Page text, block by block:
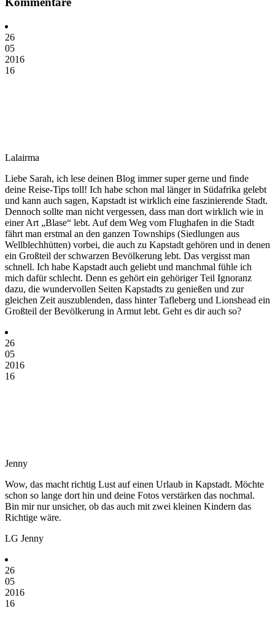
26
05
2016
16
Lalairma
Liebe Sarah, ich lese deinen Blog immer super gerne und finde
deine Reise-Tips toll! Ich habe schon mal länger in Südafrika gelebt
und kann auch sagen, Kapstadt ist wirklich eine faszinierende Stadt.
Dennoch sollte man nicht vergessen, dass man dort wirklich wie in
einer Art „Blase“ lebt. Auf dem Weg vom Flughafen in die Stadt
fährt man erstmal an den ganzen Townships (Siedlungen aus
Wellblechhütten) vorbei, die auch zu Kapstadt gehören und in denen
ein Großteil der schwarzen Bevölkerung lebt. Das vergisst man
schnell. Ich habe Kapstadt auch geliebt und manchmal fühle ich
mich dafür schlecht. Denn es gehört ein gehöriger Teil Ignoranz
dazu, die wundervollen Seiten Kapstadts zu genießen und zur
gleichen Zeit auszublenden, dass hinter Tafleberg und Lionshead ein
Großteil der Bevölkerung in Armut lebt. Geht es dir auch so?
26
05
2016
16
Jenny
Wow, das macht richtig Lust auf einen Urlaub in Kapstadt. Möchte
schon so lange dort hin und deine Fotos verstärken das nochmal.
Bin mir nur unsicher, ob das auch mit zwei kleinen Kindern das
Richtige wäre.
LG Jenny
26
05
2016
16